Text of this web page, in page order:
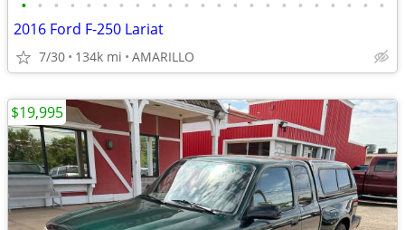
• • • • • • • • • • • • • • • • • • • • • • •
2016 Ford F-250 Lariat
7/30 134k mi AMARILLO
$19,995